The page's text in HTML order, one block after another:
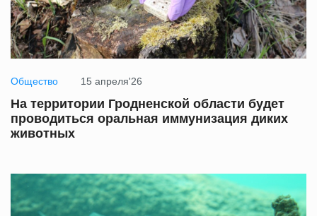
Общество 15 апреля'26
На территории Гродненской области будет
проводиться оральная иммунизация диких
животных